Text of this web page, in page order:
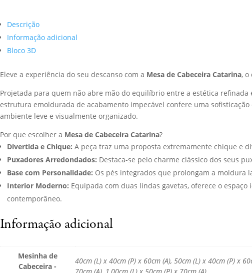
Descrição
Informação adicional
Bloco 3D
Eleve a experiência do seu descanso com a Mesa de Cabeceira Catarina, o
Projetada para quem não abre mão do equilíbrio entre a estética refinada
estrutura emoldurada de acabamento impecável confere uma
ambiente leve e visualmente organizado.
Por que escolher a Mesa de Cabeceira Catarina?
Divertida e Chique: A peça traz uma proposta extremamente chique e
Puxadores Arredondados: Destaca-se pelo charme clássico dos seus
Base com Personalidade: Os pés integrados que prolongam a moldura
Interior Moderno: Equipada com duas lindas gavetas, oferece o
contemporâneo.
Informação adicional
Mesinha de
Cabeceira -
40cm (L) x 40cm (P) x 60cm (A), 50cm (L) x 40cm (P) x
70cm (A), 1,00cm (L) x 50cm (P) x 70cm (A)